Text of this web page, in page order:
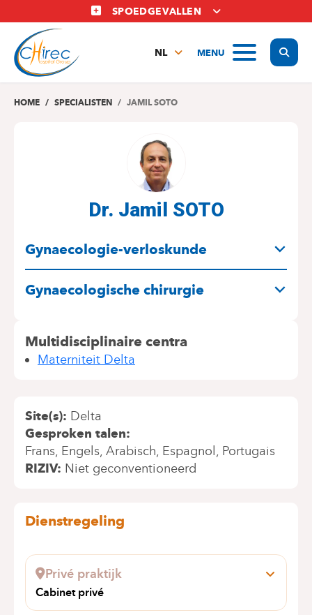
en
naar
inhoud
SPOEDGEVALLEN
MENU
NL
EN
HOME SPECIALISTEN JAMIL SOTO
Dr. Jamil SOTO
Gynaecologie-verloskunde
Gynaecologische chirurgie
Multidisciplinaire centra
Materniteit Delta
Site(s) Delta
Gesproken talen
Frans Engels Arabisch Espagnol
Portugais
RIZIV Niet geconventioneerd
Dienstregeling
Privé praktijk
Cabinet privé
AVE HENRY JASPAR 113